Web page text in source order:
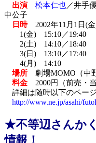
出演
松本仁也／井手
中公子
日時2002年11月1日(金
1(金) 15:10／19:40
2(土) 14:10／18:40
3(日) 13:10／17:40
4(月) 14:10
場所劇場MOMO（中
料金2000円（前売・当
詳細は随時以下のペー
http://www.ne.jp/asahi/
★不等辺さんか
情報！